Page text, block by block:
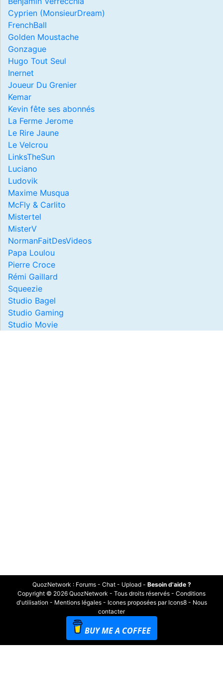
Cyprien (MonsieurDream)
FrenchBall
Golden Moustache
Gonzague
Hugo Tout Seul
Inernet
Joueur Du Grenier
Kemar
Kevin fête ses abonnés
La Ferme Jerome
Le Rire Jaune
Le Velcrou
LinksTheSun
Luciano
Ludovik
Maxime Musqua
McFly & Carlito
Mistertel
MisterV
NormanFaitDesVideos
Papa Loulou
Pierre Croce
Rémi Gaillard
Squeezie
Studio Bagel
Studio Gaming
Studio Movie
QuozNetwork : Forums- Chat- Upload- Besoin d'aide ?
Copyright © 2026 QuozNetwork - Tous droits réservés - Conditions
d'utilisation - Mentions légales- Icones proposées par Icons8- Nous
contacter
BUY ME A COFFEE